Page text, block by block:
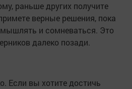
раньше других получите
верные решения, пока
и сомневаться. Это
далеко позади.
Если вы хотите достичь